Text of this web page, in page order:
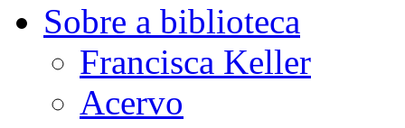
Sobre a biblioteca
Francisca Keller
Acervo